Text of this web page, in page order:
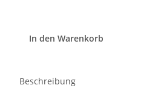
In den Warenkorb
Beschreibung